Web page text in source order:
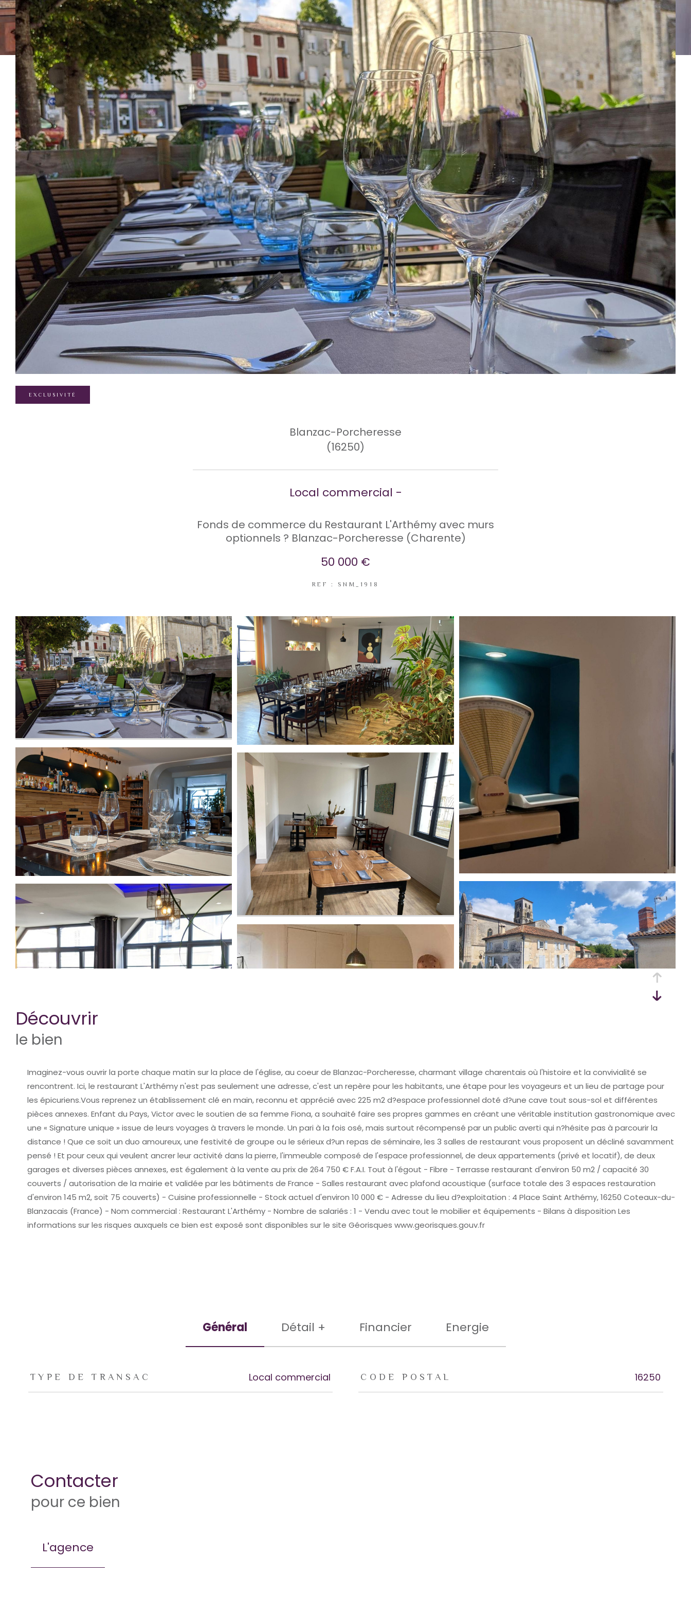
EXCLUSIVITÉ
Blanzac-Porcheresse
(16250)
Local commercial -
Fonds de commerce du Restaurant L'Arthémy avec murs
optionnels ? Blanzac-Porcheresse (Charente)
50 000 €
REF : SNM_1918
découvrir
le bien
Imaginez-vous ouvrir la porte chaque matin sur la place de l'église, au coeur de Blanzac-Porcheresse, charmant village charentais où l'histoire et la convivialité se
rencontrent. Ici, le restaurant L'Arthémy n'est pas seulement une adresse, c'est un repère pour les habitants, une étape pour les voyageurs et un lieu de partage pour
les épicuriens.Vous reprenez un établissement clé en main, reconnu et apprécié avec 225 m2 d?espace professionnel doté d?une cave tout sous-sol et différentes
pièces annexes. Enfant du Pays, Victor avec le soutien de sa femme Fiona, a souhaité faire ses propres gammes en créant une véritable institution gastronomique avec
une « Signature unique » issue de leurs voyages à travers le monde. Un pari à la fois osé, mais surtout récompensé par un public averti qui n?hésite pas à parcourir la
distance ! Que ce soit un duo amoureux, une festivité de groupe ou le sérieux d?un repas de séminaire, les 3 salles de restaurant vous proposent un décliné savamment
pensé ! Et pour ceux qui veulent ancrer leur activité dans la pierre, l'immeuble composé de l'espace professionnel, de deux appartements (privé et locatif), de deux
garages et diverses pièces annexes, est également à la vente au prix de 264 750 € F.A.I. Tout à l'égout - Fibre - Terrasse restaurant d'environ 50 m2 / capacité 30
couverts / autorisation de la mairie et validée par les bâtiments de France - Salles restaurant avec plafond acoustique (surface totale des 3 espaces restauration
d'environ 145 m2, soit 75 couverts) - Cuisine professionnelle - Stock actuel d'environ 10 000 € - Adresse du lieu d?exploitation : 4 Place Saint Arthémy, 16250 Coteaux-du-
Blanzacais (France) - Nom commercial : Restaurant L'Arthémy - Nombre de salariés : 1 - Vendu avec tout le mobilier et équipements - Bilans à disposition Les
informations sur les risques auxquels ce bien est exposé sont disponibles sur le site Géorisques www.georisques.gouv.fr
Général Détail + Financier Energie
TRAD_ZEPHYR_Caracteristique
TYPE DE TRANSAC Local commercial CODE POSTAL 16250
Contacter
pour ce bien
L'agence